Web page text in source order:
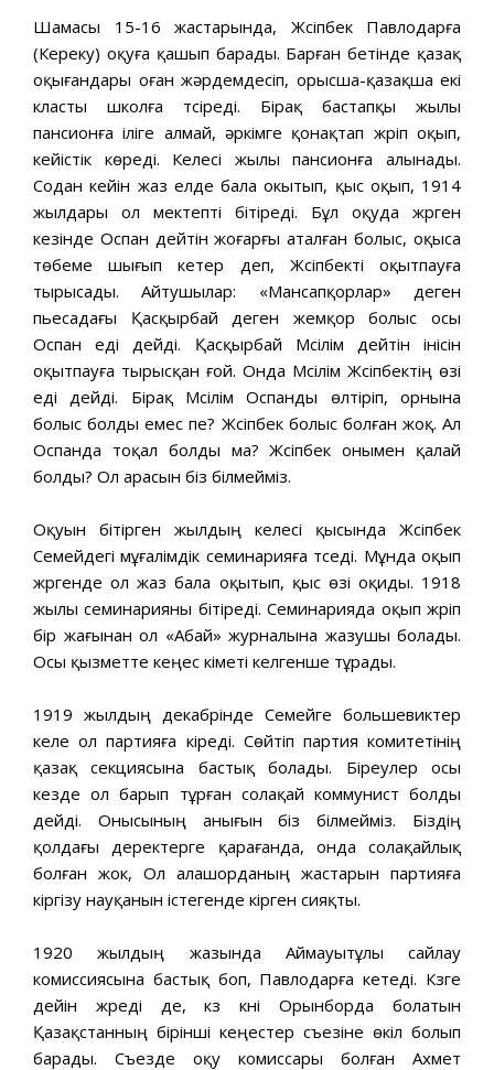
Шамасы 15-16 жастарында, Жүсіпбек Павлодарға
(Кереку) оқуға қашып барады. Барған бетінде қазақ
оқығандары оған жəрдемдесіп, орысша-қазақша екі
класты школға түсіреді. Бірақ бастапқы жылы
пансионға іліге алмай, əркімге қонақтап жүріп оқып,
кейістік көреді. Келесі жылы пансионға алынады.
Содан кейін жаз елде бала окытып, қыс оқып, 1914
жылдары ол мектепті бітіреді. Бұл оқуда жүрген
кезінде Оспан дейтін жоғарғы аталған болыс, оқыса
төбеме шығып кетер деп, Жүсіпбекті оқытпауға
тырысады. Айтушылар: «Мансапқорлар» деген
пьесадағы Қасқырбай деген жемқор болыс осы
Оспан еді дейді. Қасқырбай Мүсілім дейтін інісін
оқытпауға тырысқан ғой. Онда Мүсілім Жүсіпбектің өзі
еді дейді. Бірақ Мүсілім Оспанды өлтіріп, орнына
болыс болды емес пе? Жүсіпбек болыс болған жоқ. Ал
Оспанда тоқал болды ма? Жүсіпбек онымен қалай
болды? Ол арасын біз білмейміз.
Оқуын бітірген жылдың келесі қысында Жүсіпбек
Семейдегі мұғалімдік семинарияға түседі. Мұнда оқып
жүргенде ол жаз бала оқытып, қыс өзі оқиды. 1918
жылы семинарияны бітіреді. Семинарияда оқып жүріп
бір жағынан ол «Абай» журналына жазушы болады.
Осы қызметте кеңес үкіметі келгенше тұрады.
1919 жылдың декабрінде Семейге большевиктер
келе ол партияға кіреді. Сөйтіп партия комитетінің
қазақ секциясына бастық болады. Біреулер осы
кезде ол барып тұрған солақай коммунист болды
дейді. Онысының анығын біз білмейміз. Біздің
қолдағы деректерге қарағанда, онда солақайлық
болған жок, Ол алашорданың жастарын партияға
кіргізу науқанын істегенде кірген сияқты.
1920 жылдың жазында Аймауытұлы сайлау
комиссиясына бастық боп, Павлодарға кетеді. Күзге
дейін жүреді де, күз күні Орынборда болатын
Қазақстанның бірінші кеңестер съезіне өкіл болып
барады. Съезде оқу комиссары болған Ахмет